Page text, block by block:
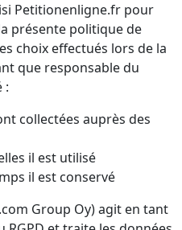
Petitionenligne.fr pour
présente politique de
choix effectués lors de la
que responsable du
:
collectées auprès des
il est utilisé
il est conservé
Group Oy) agit en tant